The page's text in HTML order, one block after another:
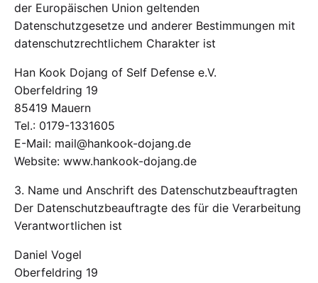
der Europäischen Union geltenden
Datenschutzgesetze und anderer Bestimmungen mit
datenschutzrechtlichem Charakter ist
Han Kook Dojang of Self Defense e.V.
Oberfeldring 19
85419 Mauern
Tel.: 0179-1331605
E-Mail: mail@hankook-dojang.de
Website: www.hankook-dojang.de
3. Name und Anschrift des Datenschutzbeauftragten
Der Datenschutzbeauftragte des für die Verarbeitung
Verantwortlichen ist
Daniel Vogel
Oberfeldring 19